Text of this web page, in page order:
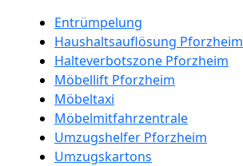
Entrümpelung
Haushaltsauflösung Pforzheim
Halteverbotszone Pforzheim
Möbellift Pforzheim
Möbeltaxi
Möbelmitfahrzentrale
Umzugshelfer Pforzheim
Umzugskartons